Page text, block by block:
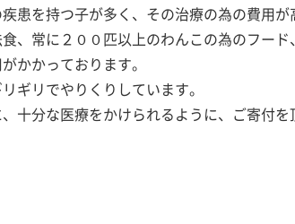
患を持つ子が多く、その治療の為の費用が
、常に２００匹以上のわんこの為のフー
かかっております。
ギリでやりくりしています。
十分な医療をかけられるように、ご寄付を